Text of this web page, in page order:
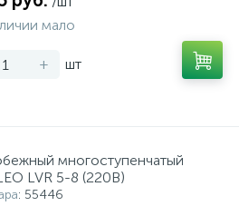
мало
+ шт
многоступенчатый
LVR 5-8 (220В)
: 55446